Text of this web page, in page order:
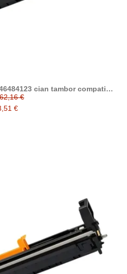
cian tambor compatible
ES5432, ES5442, ES5463,
ES5473)
62,16 €
€